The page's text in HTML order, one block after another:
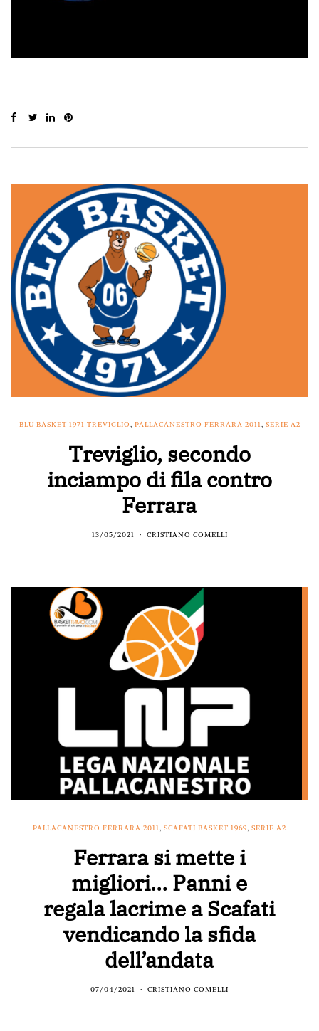
BLU BASKET 1971 TREVIGLIO, PALLACANESTRO FERRARA 2011, SERIE A2
Treviglio, secondo
inciampo di fila contro
Ferrara
13/05/2021 CRISTIANO COMELLI
PALLACANESTRO FERRARA 2011, SCAFATI BASKET 1969, SERIE A2
Ferrara si mette i
migliori… Panni e
regala lacrime a Scafati
vendicando la sfida
dell’andata
07/04/2021 CRISTIANO COMELLI